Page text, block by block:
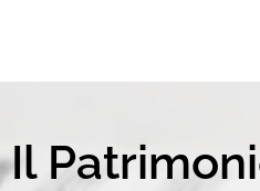
Il